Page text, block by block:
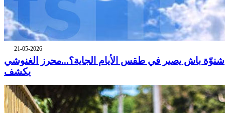
21-05-2026
شنوّة باش يصير في طقس الأيام الجاية؟...محرز الغنوشي
يكشف